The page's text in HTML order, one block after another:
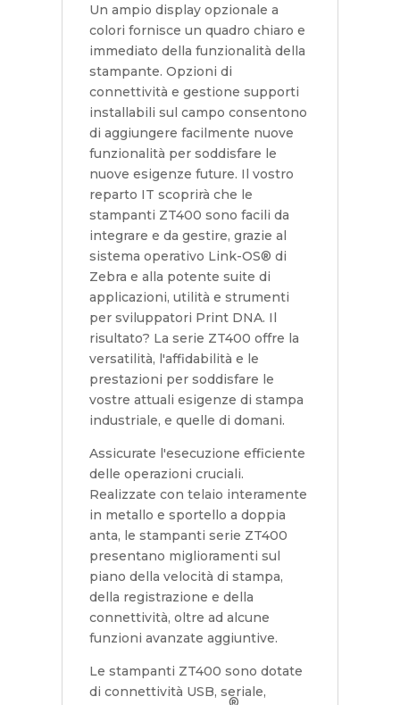
Un ampio display opzionale a
colori fornisce un quadro chiaro e
immediato della funzionalità della
stampante. Opzioni di
connettività e gestione supporti
installabili sul campo consentono
di aggiungere facilmente nuove
funzionalità per soddisfare le
nuove esigenze future. Il vostro
reparto IT scoprirà che le
stampanti ZT400 sono facili da
integrare e da gestire, grazie al
sistema operativo Link-OS® di
Zebra e alla potente suite di
applicazioni, utilità e strumenti
per sviluppatori Print DNA. Il
risultato? La serie ZT400 offre la
versatilità, l'affidabilità e le
prestazioni per soddisfare le
vostre attuali esigenze di stampa
industriale, e quelle di domani.
Assicurate l'esecuzione efficiente
delle operazioni cruciali.
Realizzate con telaio interamente
in metallo e sportello a doppia
anta, le stampanti serie ZT400
presentano miglioramenti sul
piano della velocità di stampa,
della registrazione e della
connettività, oltre ad alcune
funzioni avanzate aggiuntive.
Le stampanti ZT400 sono dotate
di connettività USB, seriale,